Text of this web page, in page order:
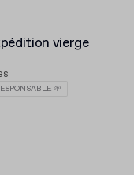
vierge
🌱